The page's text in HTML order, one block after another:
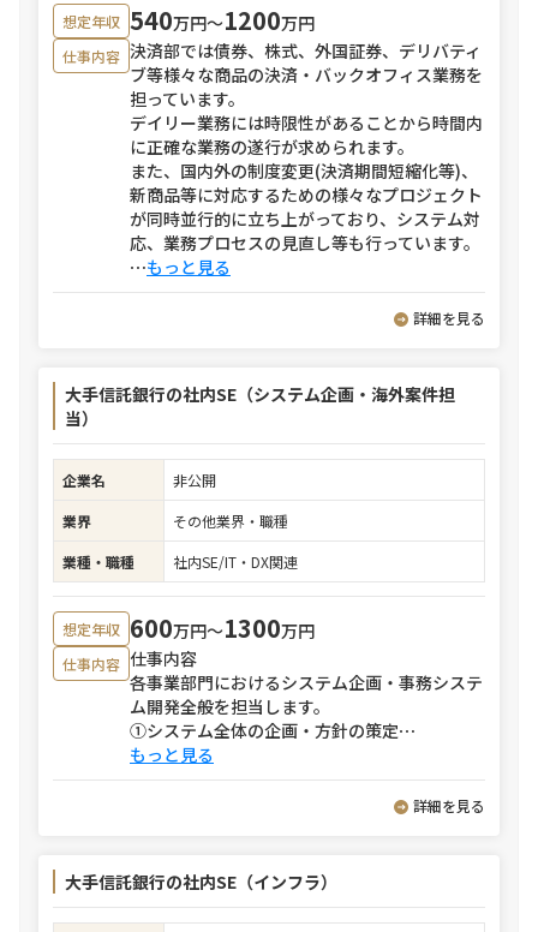
想定年収 540万円〜1200万円
仕事内容 決済部では債券、株式、外国証券、デリバティ
ブ等様々な商品の決済・バックオフィス業務を
担っています。
デイリー業務には時限性があることから時間内
に正確な業務の遂行が求められます。
また、国内外の制度変更(決済期間短縮化等)、
新商品等に対応するための様々なプロジェクト
が同時並行的に立ち上がっており、システム対
応、業務プロセスの見直し等も行っています。
⋯もっと見る
詳細を見る
大手信託銀行の社内SE（システム企画・海外案件担
当）
企業名
非公開
業界
その他業界・職種
業種・職種
社内SE/IT・DX関連
想定年収 600万円〜1300万円
仕事内容 仕事内容
各事業部門におけるシステム企画・事務システ
ム開発全般を担当します。
①システム全体の企画・方針の策定⋯
もっと見る
詳細を見る
大手信託銀行の社内SE（インフラ）